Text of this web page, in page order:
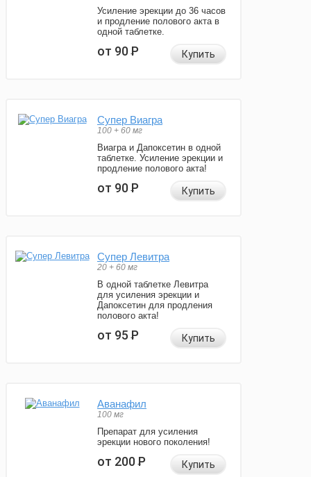
Усиление эрекции до 36 часов
и продление полового акта в
одной таблетке.
от 90Р Купить
Супер Виагра
100 + 60 мг
Виагра и Дапоксетин в одной
таблетке. Усиление эрекции и
продление полового акта!
от 90Р Купить
Супер Левитра
20 + 60 мг
В одной таблетке Левитра
для усиления эрекции и
Дапоксетин для продления
полового акта!
от 95Р Купить
Аванафил
100 мг
Препарат для усиления
эрекции нового поколения!
от 200Р Купить